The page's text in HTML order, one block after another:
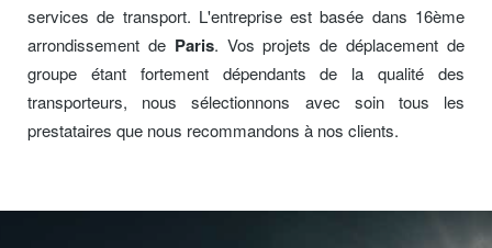
services de transport. L'entreprise est basée dans 16ème
arrondissement de Paris. Vos projets de déplacement de
groupe étant fortement dépendants de la qualité des
transporteurs, nous sélectionnons avec soin tous les
prestataires que nous recommandons à nos clients.